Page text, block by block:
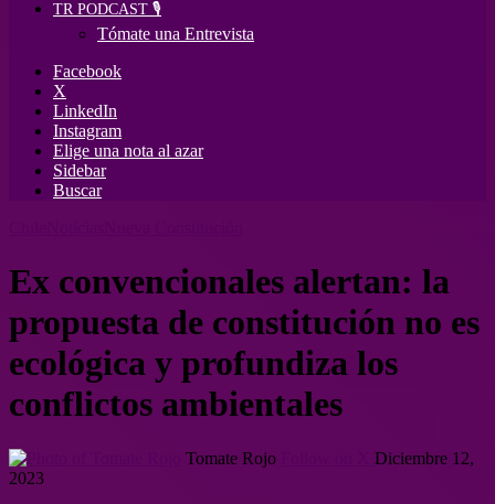
TR PODCAST 🎙️
Tómate una Entrevista
Facebook
X
LinkedIn
Instagram
Elige una nota al azar
Sidebar
Buscar
Ex convencionales alertan: la
propuesta de constitución no es
ecológica y profundiza los
conflictos ambientales
Tomate Rojo
Diciembre 12,
2023